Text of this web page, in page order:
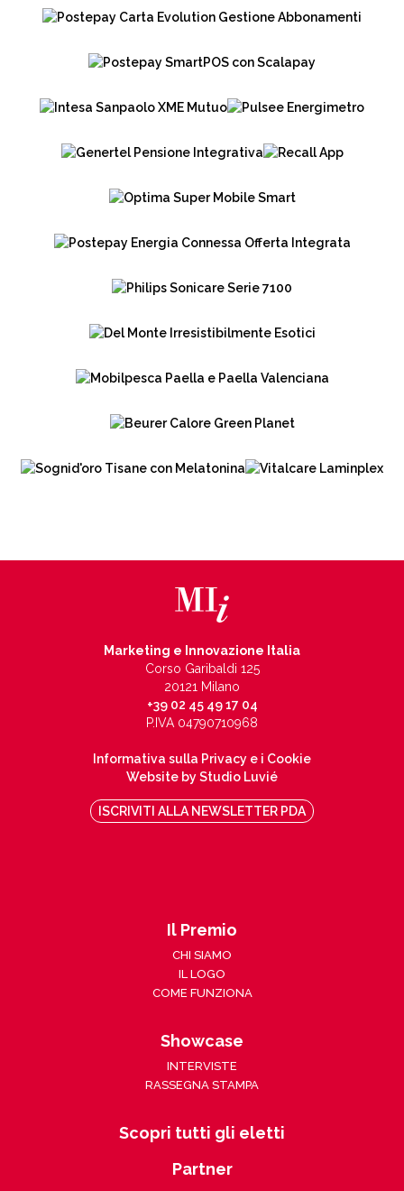
Marketing e Innovazione Italia
Corso Garibaldi 125
20121 Milano
+39 02 45 49 17 04
P.IVA 04790710968
Informativa sulla Privacy e i Cookie
Website by Studio Luvié
ISCRIVITI ALLA NEWSLETTER PDA
Il Premio
CHI SIAMO
IL LOGO
COME FUNZIONA
Showcase
INTERVISTE
RASSEGNA STAMPA
Scopri tutti gli eletti
Partner